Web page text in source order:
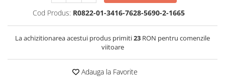
Cod Produs: R0822-01-3416-7628-5690-2-1665
La achizitionarea acestui produs primiti23 RON pentru comenzile
viitoare
Adauga la Favorite